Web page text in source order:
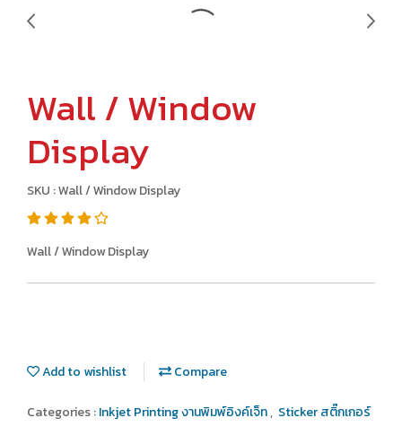
Wall / Window
Display
SKU : Wall / Window Display
Wall / Window Display
Add to wishlist Compare
Categories :Inkjet Printing งานพิมพ์อิงค์เจ็ท, Sticker สติ๊กเกอร์